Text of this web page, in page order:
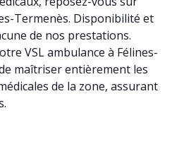
Termenès. Disponibilité et
de nos prestations.
VSL ambulance à Félines-
maîtriser entièrement les
de la zone, assurant